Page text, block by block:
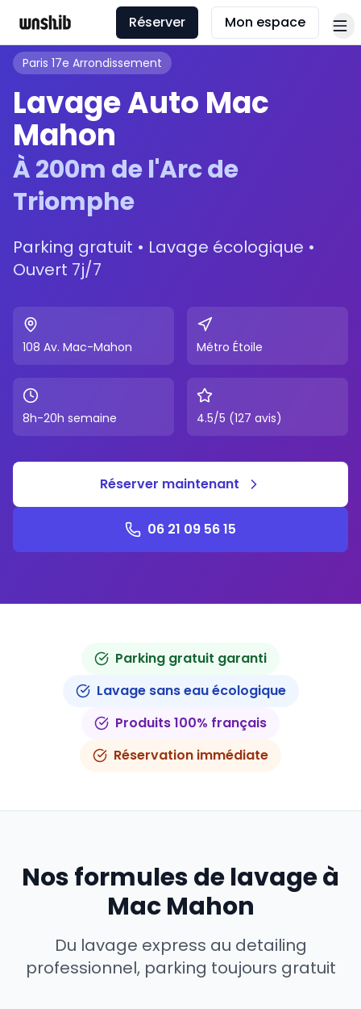
Réserver Mon espace
Paris 17e Arrondissement
Lavage Auto Mac
Mahon
À 200m de l'Arc de
Triomphe
Parking gratuit • Lavage écologique •
Ouvert 7j/7
108 Av. Mac-Mahon Métro Étoile
8h-20h semaine 4.5/5 (127 avis)
Réserver maintenant
06 21 09 56 15
Parking gratuit garanti
Lavage sans eau écologique
Produits 100% français
Réservation immédiate
Nos formules de lavage à
Mac Mahon
Du lavage express au detailing
professionnel, parking toujours gratuit